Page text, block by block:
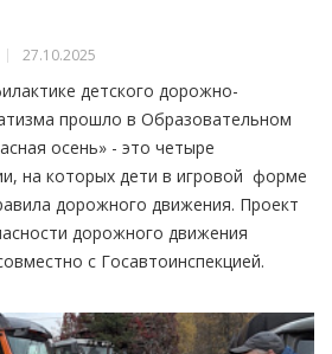
27.10.2025
детского дорожно-
прошло в Образовательном
осень» - это четыре
на которых дети в игровой форме
дорожного движения. Проект
дорожного движения
с Госавтоинспекцией.